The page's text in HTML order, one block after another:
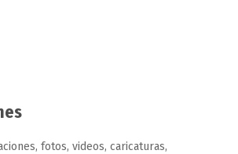
fotos, videos, caricaturas,